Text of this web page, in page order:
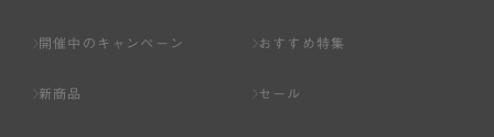
開催中のキャンペーン おすすめ特集
新商品 セール